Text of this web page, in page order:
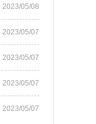
2023/05/08
2023/05/07
2023/05/07
2023/05/07
2023/05/07